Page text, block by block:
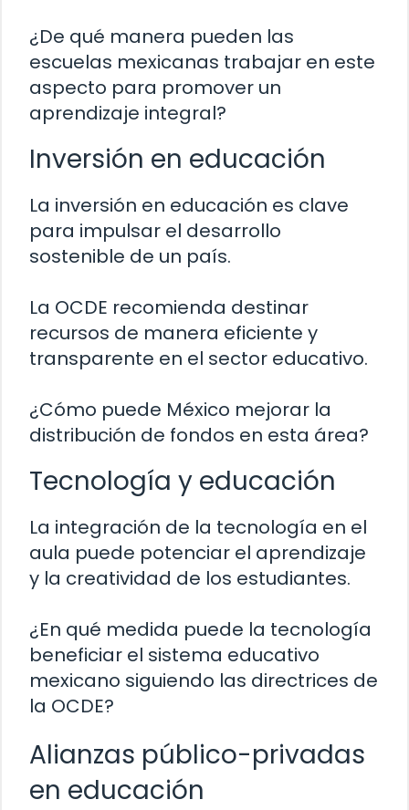
¿De qué manera pueden las
escuelas mexicanas trabajar en este
aspecto para promover un
aprendizaje integral?
Inversión en educación
La inversión en educación es clave
para impulsar el desarrollo
sostenible de un país.
La OCDE recomienda destinar
recursos de manera eficiente y
transparente en el sector educativo.
¿Cómo puede México mejorar la
distribución de fondos en esta área?
Tecnología y educación
La integración de la tecnología en el
aula puede potenciar el aprendizaje
y la creatividad de los estudiantes.
¿En qué medida puede la tecnología
beneficiar el sistema educativo
mexicano siguiendo las directrices de
la OCDE?
Alianzas público-privadas
en educación